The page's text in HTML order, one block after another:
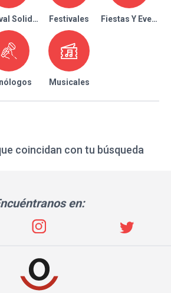
Solidario Festivales Fiestas Y Eventos
Musicales
coincidan con tu búsqueda
en: